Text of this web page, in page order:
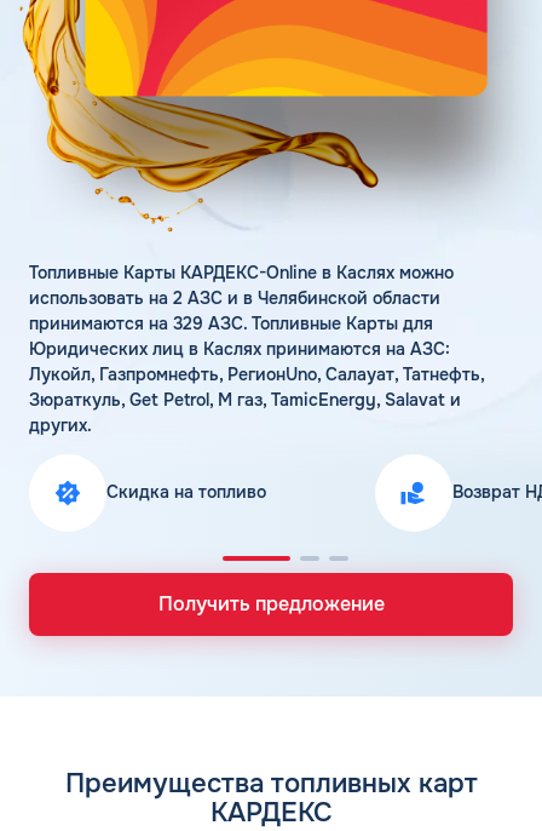
Статьи
Цена бензина и ДТ
Личный кабинет
Карта АЗС
Получить консультацию
Топливные Карты КАРДЕКС-Online в Каслях можно
использовать на 2 АЗС и в Челябинской области
принимаются на 329 АЗС. Топливные Карты для
Юридических лиц в Каслях принимаются на АЗС:
Лукойл, Газпромнефть, РегионUno, Салауат, Татнефть,
Зюраткуль, Get Petrol, М газ, TamicEnergy, Salavat и
других.
Скидка на топливо Возврат
Получить предложение
Преимущества топливных карт
КАРДЕКС